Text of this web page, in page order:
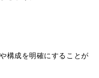
構成を明確にすることが